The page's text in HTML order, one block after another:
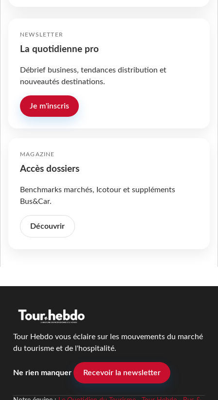
NEWSLETTER
La quotidienne pro
Débrief business, tendances distribution et
nouveautés destinations.
Je m'inscris
MAGAZINE
Accès dossiers
Benchmarks marchés, Icotour et suppléments
Bus&Car.
Découvrir
Tour Hebdo vous éclaire sur les mouvements du marché
du tourisme et de l'hospitalité.
Ne rien manquer Recevoir la newsletter